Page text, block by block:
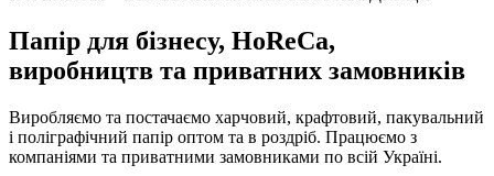
Папір для бізнесу, HoReCa,
виробництв та приватних замовників
Виробляємо та постачаємо харчовий, крафтовий, пакувальний
і поліграфічний папір оптом та в роздріб. Працюємо з
компаніями та приватними замовниками по всій Україні.